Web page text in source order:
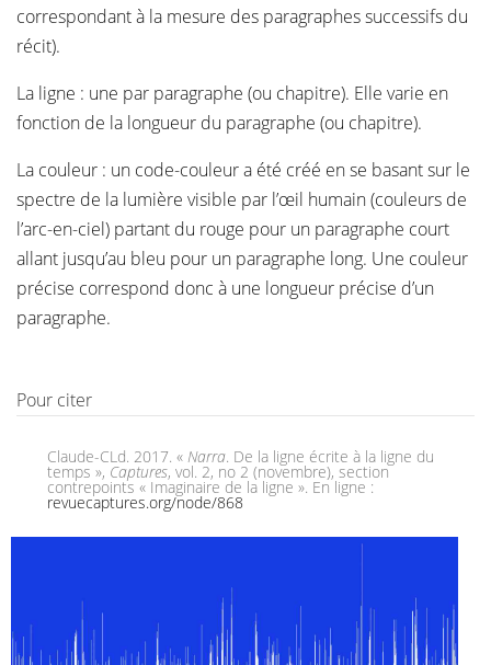
correspondant à la mesure des paragraphes successifs du
récit).
La ligne : une par paragraphe (ou chapitre). Elle varie en
fonction de la longueur du paragraphe (ou chapitre).
La couleur : un code-couleur a été créé en se basant sur le
spectre de la lumière visible par l’œil humain (couleurs de
l’arc-en-ciel) partant du rouge pour un paragraphe court
allant jusqu’au bleu pour un paragraphe long. Une couleur
précise correspond donc à une longueur précise d’un
paragraphe.
Pour citer
Claude-CLd. 2017. « Narra. De la ligne écrite à la ligne du
temps », Captures, vol. 2, no 2 (novembre), section
contrepoints « Imaginaire de la ligne ». En ligne :
revuecaptures.org/node/868